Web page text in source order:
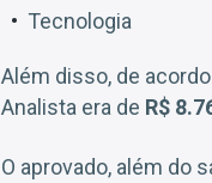
Tecnologia
Além disso, de
Analista era de R$
O aprovado, além do